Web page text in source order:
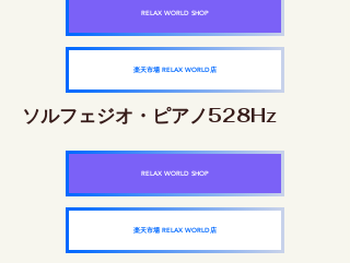
RELAX WORLD SHOP
楽天市場 RELAX WORLD店
ソルフェジオ・ピアノ528Hz
RELAX WORLD SHOP
楽天市場 RELAX WORLD店